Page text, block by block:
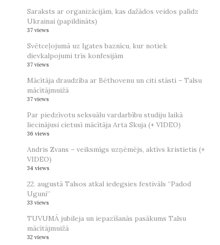
Saraksts ar organizācijām, kas dažādos veidos palīdz
Ukrainai (papildināts)
37 views
Svētceļojumā uz Igates baznīcu, kur notiek
dievkalpojumi trīs konfesijām
37 views
Mācītāja draudzība ar Bēthovenu un citi stāsti – Talsu
mācītājmuižā
37 views
Par piedzīvotu seksuālu vardarbību studiju laikā
liecinājusi cietusī mācītāja Arta Skuja (+ VIDEO)
36 views
Andris Zvans – veiksmīgs uzņēmējs, aktīvs kristietis (+
VIDEO)
34 views
22. augustā Talsos atkal iedegsies festivāls “Padod
Uguni”
33 views
TUVUMĀ jubileja un iepazīšanās pasākums Talsu
mācītājmuižā
32 views